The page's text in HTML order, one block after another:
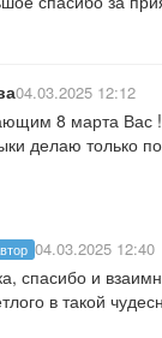
04.03.2025 12:12
8 марта Вас
делаю только
04.03.2025 12:40
спасибо и
в такой